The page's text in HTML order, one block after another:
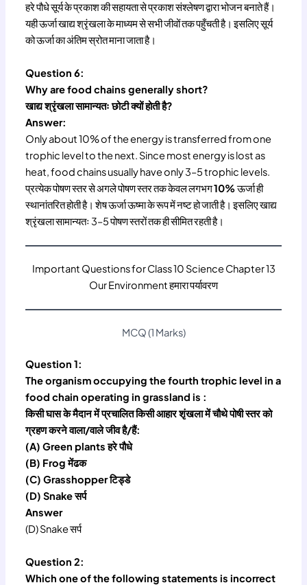
हरे पौधे सूर्य के प्रकाश की सहायता से प्रकाश संश्लेषण द्वारा भोजन बनाते हैं।
यही ऊर्जा खाद्य श्रृंखला के माध्यम से सभी जीवों तक पहुँचती है। इसलिए सूर्य
को ऊर्जा का अंतिम स्रोत माना जाता है।
Question 6:
Why are food chains generally short?
खाद्य श्रृंखला सामान्यतः छोटी क्यों होती है?
Answer:
Only about 10% of the energy is transferred from one
trophic level to the next. Since most energy is lost as
heat, food chains usually have only 3–5 trophic levels.
प्रत्येक पोषण स्तर से अगले पोषण स्तर तक केवल लगभग10%ऊर्जा ही
स्थानांतरित होती है। शेष ऊर्जा ऊष्मा के रूप में नष्ट हो जाती है। इसलिए खाद्य
श्रृंखला सामान्यतः 3–5 पोषण स्तरों तक ही सीमित रहती है।
Important Questions for Class 10 Science Chapter 13
Our Environment हमारा पर्यावरण
MCQ (1 Marks)
Question 1:
The organism occupying the fourth trophic level in a
food chain operating in grassland is :
किसी घास के मैदान में प्रचालित किसी आहार शृंखला में चौथे पोषी स्तर को
ग्रहण करने वाला/वाले जीव है/हैं:
(A) Green plants हरे पौधे
(B) Frog मेंढक
(C) Grasshopper टिड्डे
(D) Snake सर्प
Answer
(D) Snake सर्प
Question 2:
Which one of the following statements is incorrect